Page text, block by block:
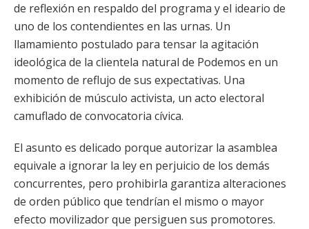
de reflexión en respaldo del programa y el ideario de
uno de los contendientes en las urnas. Un
llamamiento postulado para tensar la agitación
ideológica de la clientela natural de Podemos en un
momento de reflujo de sus expectativas. Una
exhibición de músculo activista, un acto electoral
camuflado de convocatoria cívica.
El asunto es delicado porque autorizar la asamblea
equivale a ignorar la ley en perjuicio de los demás
concurrentes, pero prohibirla garantiza alteraciones
de orden público que tendrían el mismo o mayor
efecto movilizador que persiguen sus promotores.